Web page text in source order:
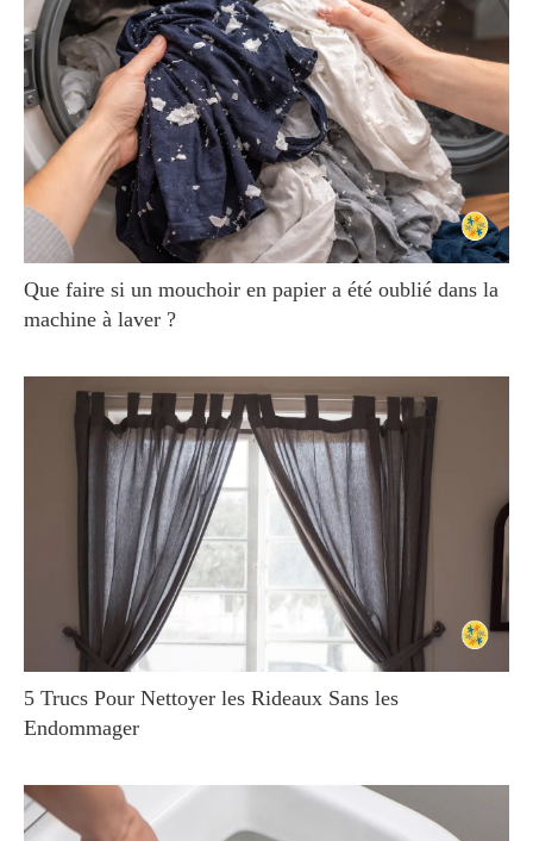
Que faire si un mouchoir en papier a été oublié dans la
machine à laver ?
5 Trucs Pour Nettoyer les Rideaux Sans les
Endommager